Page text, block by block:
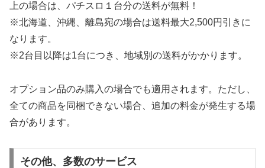
上の場合は、パチスロ１台分の送料が無料！
※北海道、沖縄、離島宛の場合は送料最大2,500円引きに
なります。
※2台目以降は1台につき、地域別の送料がかかります。
オプション品のみ購入の場合でも適用されます。ただし、
全ての商品を同梱できない場合、追加の料金が発生する場
合があります。
その他、多数のサービス